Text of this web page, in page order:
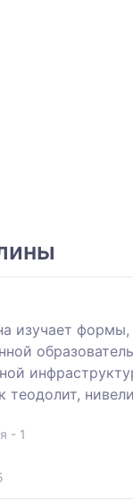
изучает
теодолит,
- 1